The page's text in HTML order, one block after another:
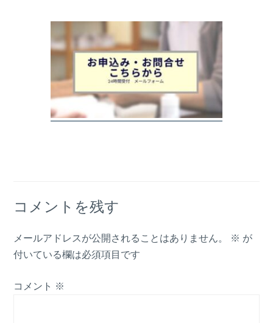
コメントを残す
メールアドレスが公開されることはありません。 ※ が
付いている欄は必須項目です
コメント ※